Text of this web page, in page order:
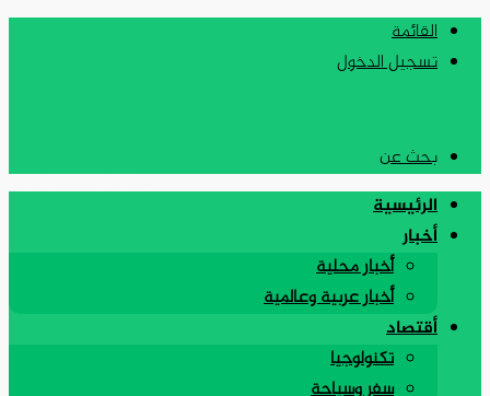
القائمة
تسجيل الدخول
بحث عن
الرئيسية
أخبار
أخبار محلية
أخبار عربية وعالمية
أقتصاد
تكنولوجيا
سفر وسياحة